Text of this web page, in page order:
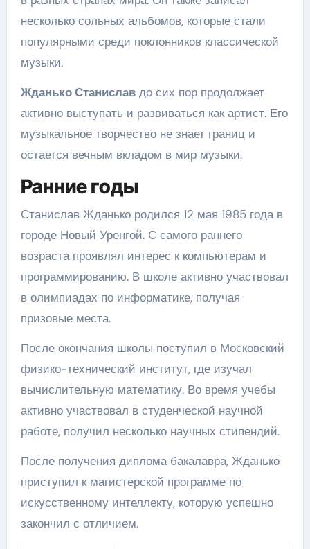
несколько сольных альбомов, которые стали
популярными среди поклонников классической
музыки.
Жданько Станиславдо сих пор продолжает
активно выступать и развиваться как артист. Его
музыкальное творчество не знает границ и
остается вечным вкладом в мир музыки.
Ранние годы
Станислав Жданько родился 12 мая 1985 года в
городе Новый Уренгой. С самого раннего
возраста проявлял интерес к компьютерам и
программированию. В школе активно участвовал
в олимпиадах по информатике, получая
призовые места.
После окончания школы поступил в Московский
физико-технический институт, где изучал
вычислительную математику. Во время учебы
активно участвовал в студенческой научной
работе, получил несколько научных стипендий.
После получения диплома бакалавра, Жданько
приступил к магистерской программе по
искусственному интеллекту, которую успешно
закончил с отличием.